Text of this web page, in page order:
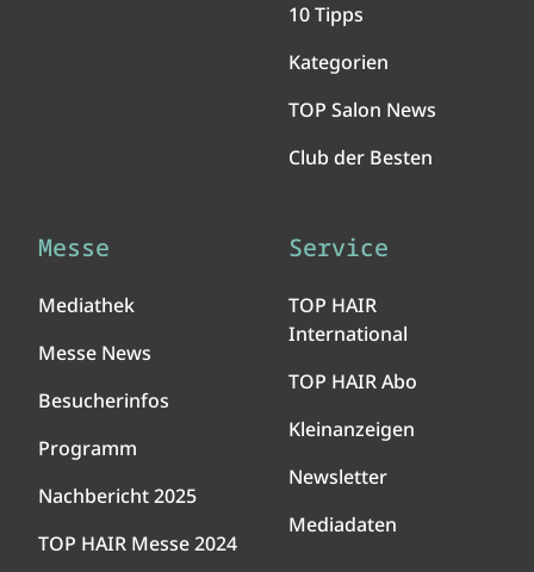
10 Tipps
Kategorien
TOP Salon News
Club der Besten
Messe
Mediathek
Messe News
Besucherinfos
Programm
Nachbericht 2025
TOP HAIR Messe 2024
Service
TOP HAIR
International
TOP HAIR Abo
Kleinanzeigen
Newsletter
Mediadaten